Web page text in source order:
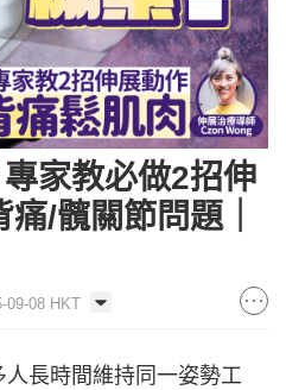
家教必做2招伸
/髖關節問題｜
09-08 HKT
長時間維持同一姿勢工